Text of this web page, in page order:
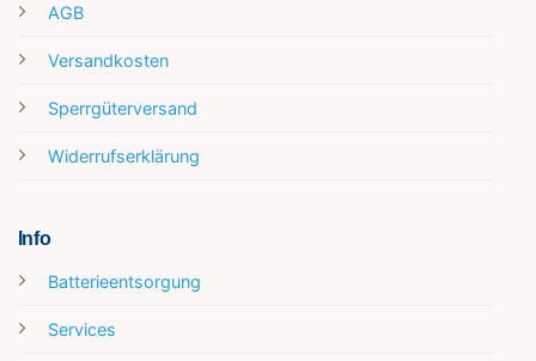
AGB
Versandkosten
Sperrgüterversand
Widerrufserklärung
Info
Batterieentsorgung
Services